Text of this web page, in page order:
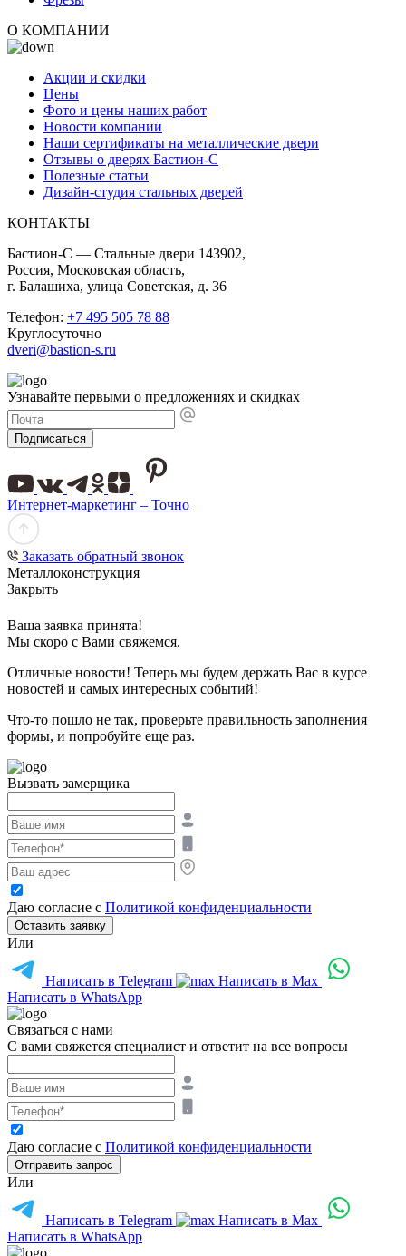
О КОМПАНИИ
Акции и скидки
Цены
Фото и цены наших работ
Новости компании
Наши сертификаты на металлические двери
Отзывы о дверях Бастион-С
Полезные статьи
Дизайн-студия стальных дверей
КОНТАКТЫ
Бастион-С — Стальные двери 143902,
Россия, Московская область,
г. Балашиха, улица Советская, д. 36
Телефон: +7 495 505 78 88
Круглосуточно
dveri@bastion-s.ru
Узнавайте первыми о предложениях и скидках
Подписаться
Интернет-маркетинг – Точно
Заказать обратный звонок
Металлоконструкция
Закрыть
Ваша заявка принята!
Мы скоро с Вами свяжемся.
Отличные новости! Теперь мы будем держать Вас в курсе
новостей и самых интересных событий!
Что-то пошло не так, проверьте правильность заполнения
формы, и попробуйте еще раз.
Вызвать замерщика
Даю согласие с Политикой конфиденциальности
Оставить заявку
Или
Написать в Telegram
Написать в Max
Написать в WhatsApp
Связаться с нами
С вами свяжется специалист и ответит на все вопросы
Даю согласие с Политикой конфиденциальности
Отправить запрос
Или
Написать в Telegram
Написать в Max
Написать в WhatsApp